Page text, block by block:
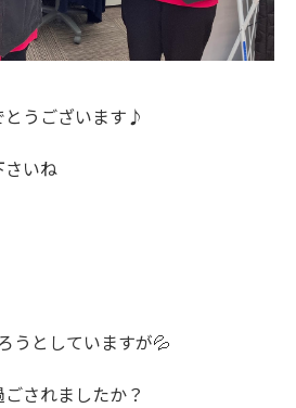
うございます♪
さいね
うとしていますが💦
されましたか？